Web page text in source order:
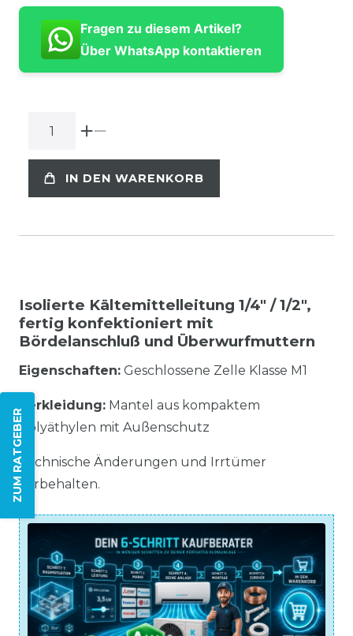
ZUM RATGEBER
Fragen zu diesem Artikel?
Über WhatsApp kontaktieren
IN DEN WARENKORB
Isolierte Kältemittelleitung 1/4" / 1/2",
fertig konfektioniert mit
Bördelanschluß und Überwurfmuttern
Eigenschaften: Geschlossene Zelle Klasse M1
Verkleidung: Mantel aus kompaktem
Polyäthylen mit Außenschutz
Technische Änderungen und Irrtümer
vorbehalten.